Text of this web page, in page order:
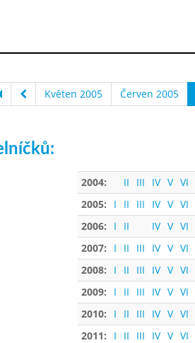
Květen 2005 Červen 2005
2004: II III IV V VI
2005:
I II III IV V VI
2006:
I II IV V VI
2007:
I II III IV V VI
2008:
I II III IV V VI
2009:
I II III IV V VI
2010:
I II III IV V VI
2011:
I II III IV V VI